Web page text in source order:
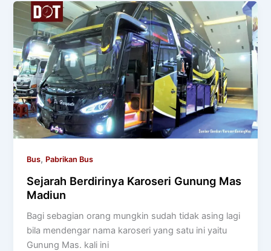
Bus, Pabrikan Bus
Sejarah Berdirinya Karoseri Gunung Mas
Madiun
Bagi sebagian orang mungkin sudah tidak asing lagi
bila mendengar nama karoseri yang satu ini yaitu
Gunung Mas. kali ini